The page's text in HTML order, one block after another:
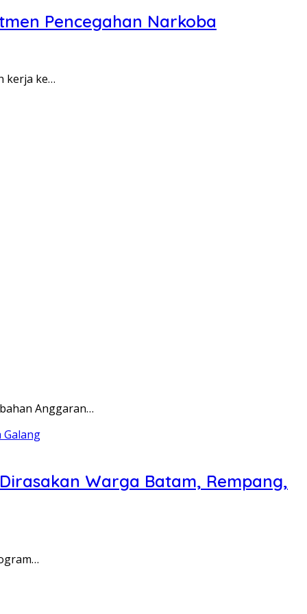
Pencegahan Narkoba
kerja ke…
Anggaran…
Warga Batam, Rempang,